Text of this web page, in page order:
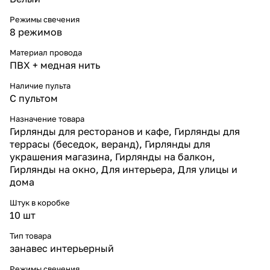
подходит для жилых и
коммерческих помещений.
Интерьерный занавес с
каплями росы и тёплым белым
для праздничного и
декоративного оформления:
декоративных стен;
* оформление арок, потолков
и фотозон;
* подсветка новогодних ёлок и
композиций с хвойной лапой;
* декор залов, кафе,
ресторанов и торговых центров;
для домашних и свадебных
интерьеров.
* Профессиональные
гирлянды с безопасным
Режимы свечения
8 режимов
Материал провода
ПВХ + медная нить
Наличие пульта
С пультом
Назначение товара
Гирлянды для ресторанов и кафе, Гирлянды для
террасы (беседок, веранд), Гирлянды для
украшения магазина, Гирлянды на балкон,
Гирлянды на окно, Для интерьера, Для улицы и
дома
Штук в коробке
10 шт
Тип товара
занавес интерьерный